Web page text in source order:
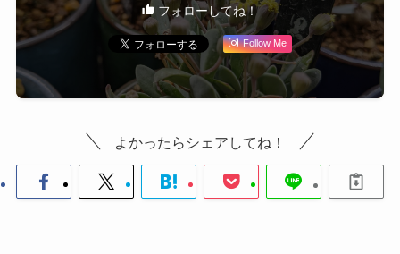
フォローしてね！
Follow Me
よかったらシェアしてね！